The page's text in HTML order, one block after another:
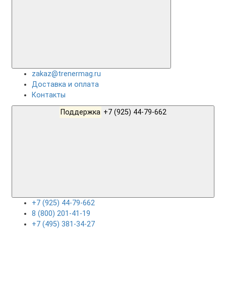
zakaz@trenermag.ru
Доставка и оплата
Контакты
Поддержка
+7 (925) 44-79-662
8 (800) 201-41-19
+7 (495) 381-34-27